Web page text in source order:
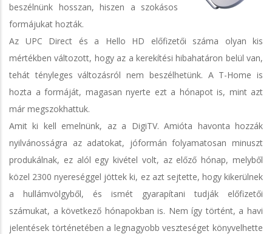
beszélnünk hosszan, hiszen a szokásos
formájukat hozták.
Az UPC Direct és a Hello HD előfizetői száma olyan kis
mértékben változott, hogy az a kerekítési hibahatáron belül van,
tehát tényleges változásról nem beszélhetünk. A T-Home is
hozta a formáját, magasan nyerte ezt a hónapot is, mint azt
már megszokhattuk.
Amit ki kell emelnünk, az a DigiTV. Amióta havonta hozzák
nyilvánosságra az adatokat, jóformán folyamatosan minuszt
produkálnak, ez alól egy kivétel volt, az előző hónap, melyből
közel 2300 nyereséggel jöttek ki, ez azt sejtette, hogy kikerülnek
a hullámvölgyből, és ismét gyarapítani tudják előfizetői
számukat, a következő hónapokban is. Nem így történt, a havi
jelentések történetében a legnagyobb veszteséget könyvelhette